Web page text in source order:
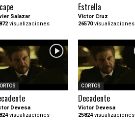
Salazar
visualizaciones
Estrella
Víctor Cruz
26570visualizaciones
Devesa
visualizaciones
CORTOS
Decadente
Víctor Devesa
25824visualizaciones